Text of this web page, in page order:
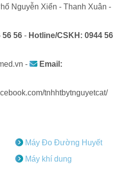
Nguyễn Xiển - Thanh Xuân -
56 - Hotline/CSKH: 0944 56
-
Email:
tnhhtbytnguyetcat/
Máy Đo Đường Huyết
Máy khí dung